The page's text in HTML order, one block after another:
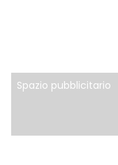
Spazio pubblicitario